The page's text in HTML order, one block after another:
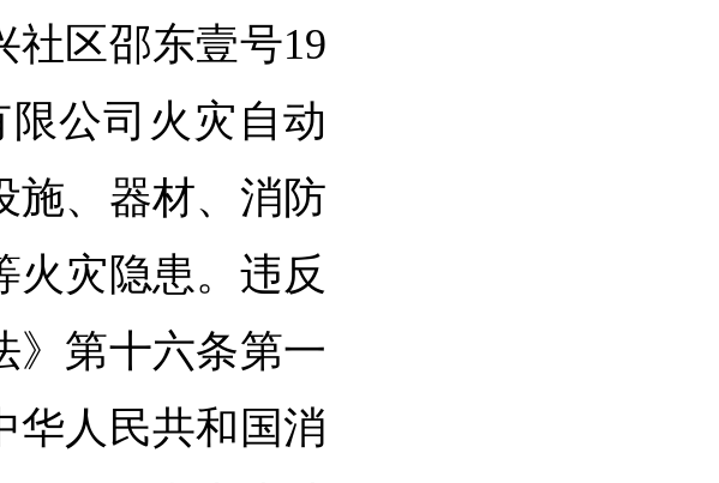
社区邵东壹号19
公司火灾自动
施、器材、消防
火灾隐患。违反
》第十六条第一
华人民共和国消